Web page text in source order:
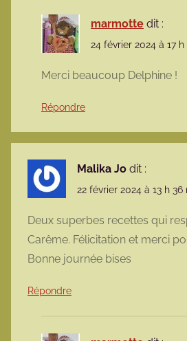
marmotte dit :
24 février 2024 à 17
Merci beaucoup Delphine !
Répondre
Malika Jo dit :
22 février 2024 à 13 h 36
Deux superbes recettes qui
Carême. Félicitation et merci
Bonne journée bises
Répondre